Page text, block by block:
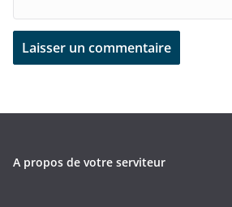
A propos de votre serviteur